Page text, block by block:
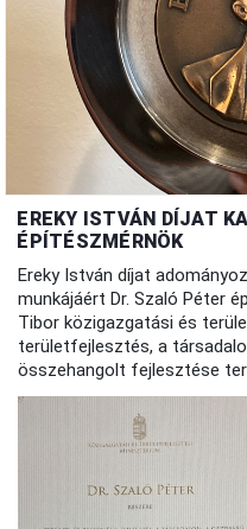
EREKY ISTVÁN DÍJAT
ÉPÍTÉSZMÉRNÖK
Ereky István díjat
munkájáért Dr. Szaló Péter
Tibor közigazgatási és
területfejlesztés, a
összehangolt fejlesztése